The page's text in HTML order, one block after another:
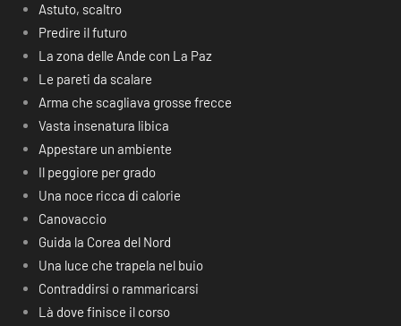
Astuto, scaltro
Predire il futuro
La zona delle Ande con La Paz
Le pareti da scalare
Arma che scagliava grosse frecce
Vasta insenatura libica
Appestare un ambiente
Il peggiore per grado
Una noce ricca di calorie
Canovaccio
Guida la Corea del Nord
Una luce che trapela nel buio
Contraddirsi o rammaricarsi
Là dove finisce il corso